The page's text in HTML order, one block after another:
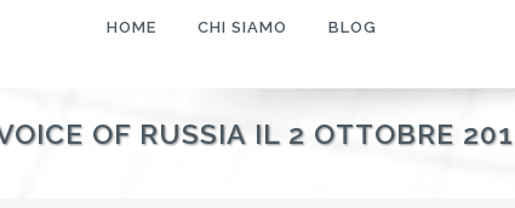
HOME CHI SIAMO BLOG
OF RUSSIA IL 2 OTTOBRE